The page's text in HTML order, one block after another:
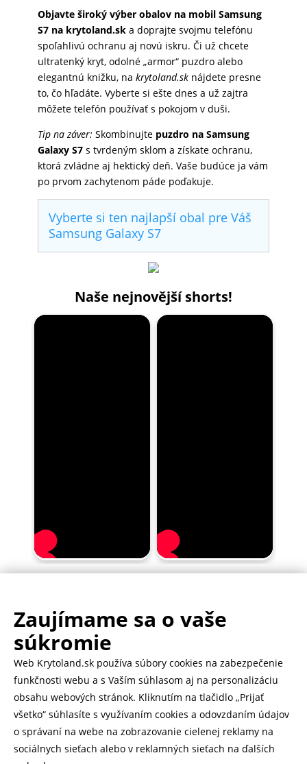
Objavte široký výber obalov na mobil Samsung
S7 na krytoland.ska doprajte svojmu telefónu
spoľahlivú ochranu aj novú iskru. Či už chcete
ultratenký kryt, odolné „armor“ puzdro alebo
elegantnú knižku, na krytoland.sknájdete presne
to, čo hľadáte. Vyberte si ešte dnes a už zajtra
môžete telefón používať s pokojom v duši.
Tip na záver: Skombinujte puzdro na Samsung
Galaxy S7s tvrdeným sklom a získate ochranu,
ktorá zvládne aj hektický deň. Vaše budúce ja vám
po prvom zachytenom páde poďakuje.
Vyberte si ten najlapší obal pre Váš
Samsung Galaxy S7
Naše nejnovější shorts!
.
Rychlé doručenie 1-2 dní
Heurekazobraziť recenzie
Zaujímame sa o vaše
súkromie
Web Krytoland.sk používa súbory cookies na zabezpečenie
funkčnosti webu a s Vaším súhlasom aj na personalizáciu
obsahu webových stránok. Kliknutím na tlačidlo „Prijať
všetko“ súhlasíte s využívaním cookies a odovzdaním údajov
o správaní na webe na zobrazovanie cielenej reklamy na
sociálnych sieťach alebo v reklamných sieťach na ďalších